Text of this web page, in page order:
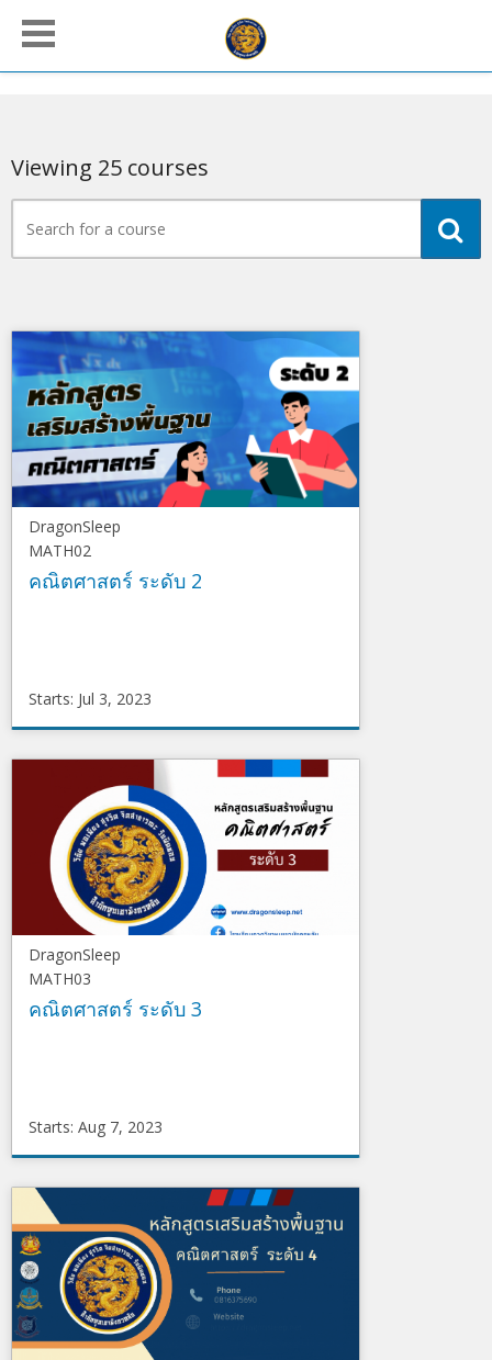
Viewing 25 courses
for
a
DragonSleep
MATH02
คณิตศาสตร์ ระดับ 2
Starts: Jul 3, 2023
StartsJul
2023
DragonSleep
MATH03
คณิตศาสตร์ ระดับ 3
Starts: Aug 7, 2023
Starts
7,
2023